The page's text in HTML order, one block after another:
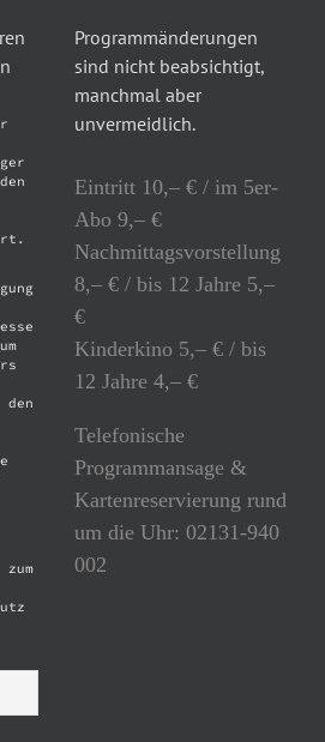
Programmänderungen
sind nicht beabsichtigt,
manchmal aber
unvermeidlich.
Eintritt 10,– € / im 5er-
Abo 9,– €
Nachmittagsvorstellung
8,– € / bis 12 Jahre 5,–
€
Kinderkino 5,– € / bis
12 Jahre 4,– €
Telefonische
Programmansage &
Kartenreservierung rund
um die Uhr: 02131-940
002